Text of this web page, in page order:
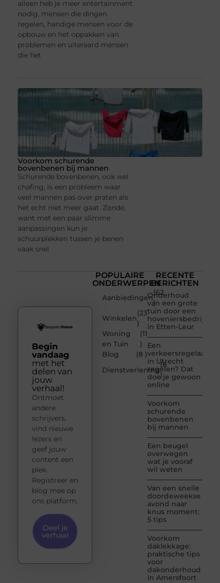
alleen heb je meer entertainment
nodig, mensen die dingen
regelen, handige mensen voor de
opbouw en het oppakken van
problemen en uiteraard mensen
die het
Voorkom schurende
bovenbenen bij mannen
Schurende bovenbenen, ook wel
chafing, is een probleem waar
veel mannen pas over praten als
het echt niet meer gaat. Zonde,
want met een paar slimme
aanpassingen kun je
schuurplekken tussen je benen
vaak snel
POPULAIRE
ONDERWERPEN
Aanbiedingen
(62
)
Winkelen
(23
)
Woning
en Tuin
(11
)
Blog
(8 )
Dienstverlening
(8
)
RECENTE
BERICHTEN
Onderhoud
van een grote
tuin door een
hoveniersbedrijf
in Etten-Leur
Een
verkeersregelaar
in Utrecht
regelen? Dat
doe je gewoon
online
Voorkom
schurende
bovenbenen
bij mannen
Een beugel
overwegen
wat je vooraf
wil weten
Van een snelle
doordeweekse
avond naar
knus moment:
5 tips
Voorkom
daklekkage:
praktische tips
voor
dakonderhoud
in Amersfoort
Begin
vandaag
met het
delen van
jouw
verhaal!
Ontmoet
andere
schrijvers,
vind nieuwe
lezers en
geef jouw
content een
plek.
Registreer en
blog mee op
ons platform.
Deel je
verhaal